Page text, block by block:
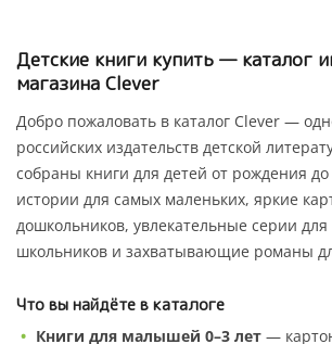
Детские книги купить — каталог
магазина Clever
Добро пожаловать в каталог Clever —
российских издательств детской
собраны книги для детей от рождения
истории для самых маленьких, яркие
дошкольников, увлекательные серии
школьников и захватывающие романы
Что вы найдёте в каталоге
Книги для малышей 0–3 лет —